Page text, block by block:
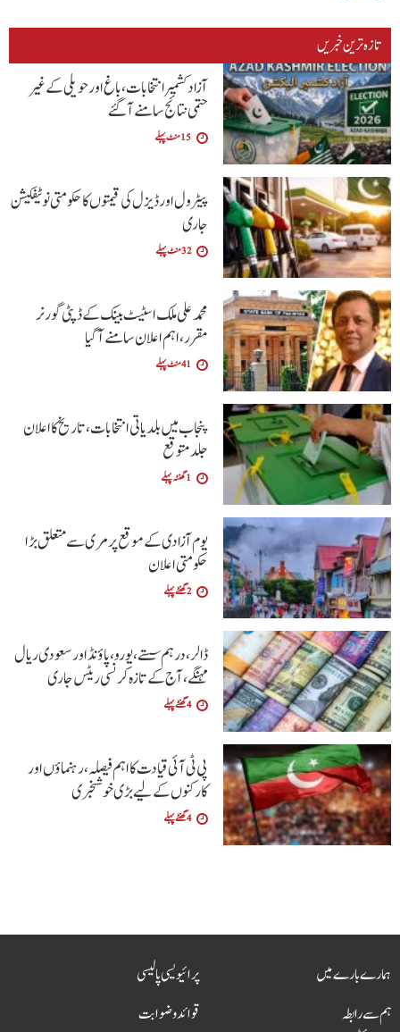
تازہ ترین خبریں
آزاد کشمیر انتخابات، باغ اور حویلی کے غیر
حتمی نتائج سامنے آگئے
15 منٹ پہلے
پیٹرول اور ڈیزل کی قیمتوں کا حکومتی نوٹیفکیشن
جاری
32 منٹ پہلے
محمد علی ملک اسٹیٹ بینک کے ڈپٹی گورنر
مقرر، اہم اعلان سامنے آگیا
41 منٹ پہلے
پنجاب میں بلدیاتی انتخابات، تاریخ کا اعلان
جلد متوقع
1 گھنٹہ پہلے
یوم آزادی کے موقع پر مری سے متعلق بڑا
حکومتی اعلان
2 گھنٹے پہلے
ڈالر، درہم سستے، یورو، پاؤنڈ اور سعودی ریال
مہنگے، آج کے تازہ کرنسی ریٹس جاری
4 گھنٹے پہلے
پی ٹی آئی قیادت کا اہم فیصلہ، رہنماؤں اور
کارکنوں کے لیے بڑی خوشخبری
4 گھنٹے پہلے
ہمارے بارے میں
ہم سے رابطہ
پرائیویسی پالیسی
قوائد و ضوابت